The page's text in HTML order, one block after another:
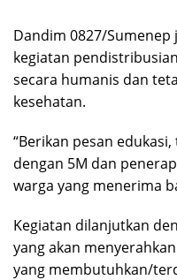
Dandim 0827/
kegiatan
secara humanis dan
kesehatan.
“Berikan pesan
dengan 5M dan
warga yang menerima
Kegiatan dilanjutkan
yang akan
yang membutuhkan/